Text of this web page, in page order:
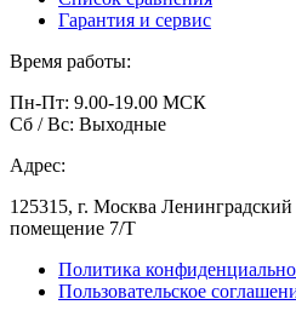
Гарантия и сервис
Время работы:
Пн-Пт: 9.00-19.00 МСК
Сб / Вс: Выходные
Адрес:
125315, г. Москва
помещение 7/Т
Политика
Пользовательское